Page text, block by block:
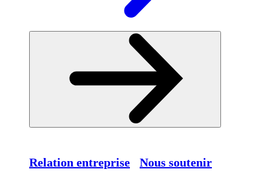
Relation entreprise Nous soutenir